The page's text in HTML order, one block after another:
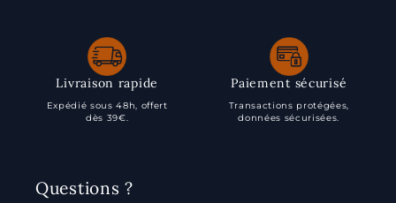
Livraison rapide
Expédié sous 48h, offert
dès 39€.
Paiement sécurisé
Transactions protégées,
données sécurisées.
Questions ?